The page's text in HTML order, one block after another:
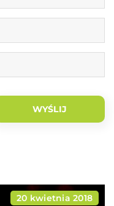
20 kwietnia 2018